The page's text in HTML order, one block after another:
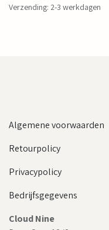
Verzending: 2-3 werkdagen
Algemene voorwaarden
Retourpolicy
Privacypolicy
Bedrijfsgegevens
Cloud Nine